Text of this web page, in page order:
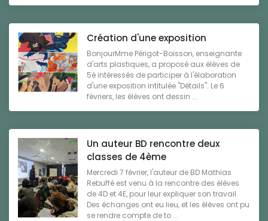
Création d'une exposition
BonjourMme Périgot-Boisson, enseignante
d'arts plastiques, a proposé aux élèves de
5è intéressés de participer à l'élaboration
d'une exposition intitulée "Détails". Le 6
févriers, les élèves ont dessin ...
Un auteur BD rencontre deux
classes de 4ème
Mercredi 7 février, l'auteur de BD Mathias
Rebuffé est venu à la rencontre des élèves
de 4D et 4E, pour leur expliquer son travail.
Des échanges ont eu lieu, et les élèves ont pu
se rendre compte de to ...